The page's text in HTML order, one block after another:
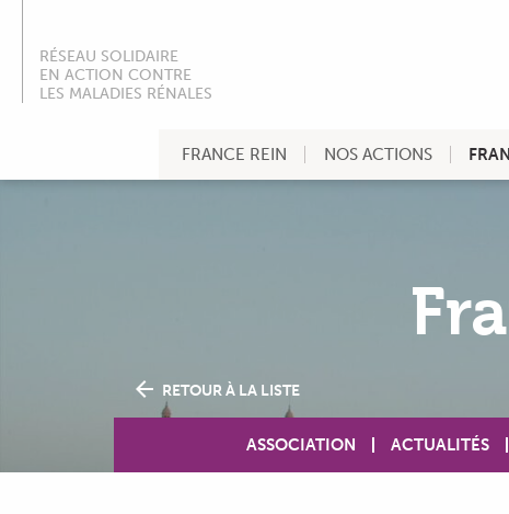
RÉSEAU SOLIDAIRE
EN ACTION CONTRE
LES MALADIES RÉNALES
FRANCE REIN NOS ACTIONS
RETOUR À LA LISTE
ASSOCIATION ACTUALITÉS